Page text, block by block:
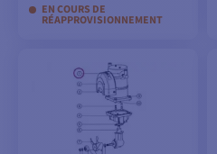
EN COURS DE
RÉAPPROVISIONNEMENT
AJOUTER AU
PANIER